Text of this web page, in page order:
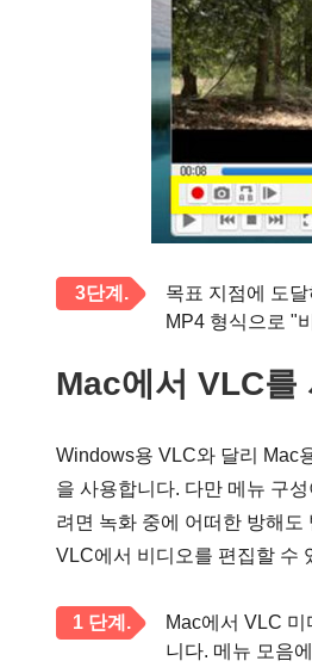
3단계.
목표 지점에 도
MP4 형식으로 "
Mac에서 VLC를
Windows용 VLC와 달리 Mac
을 사용합니다. 다만 메뉴 구
려면 녹화 중에 어떠한 방해
VLC에서 비디오를 편집할 수
1 단계.
Mac에서 VLC
니다. 메뉴 모음